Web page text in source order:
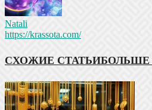
Natali
https://krassota.com/
СХОЖИЕ СТАТЬИБОЛЬШЕ